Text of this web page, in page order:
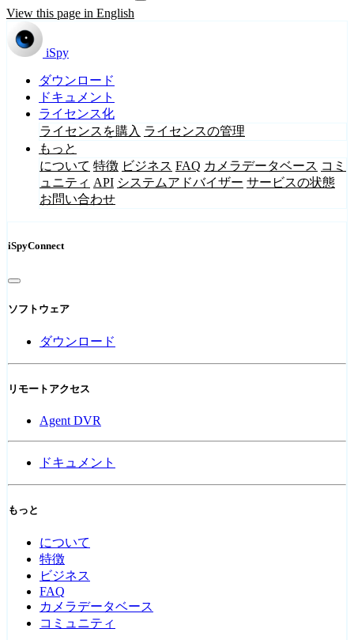
View this page in English
iSpy
ダウンロード
ドキュメント
ライセンス化
ライセンスを購入 ライセンスの管理
もっと
について 特徴 ビジネス FAQ カメラデータベース コミ
ュニティ API システムアドバイザー サービスの状態
お問い合わせ
iSpyConnect
ソフトウェア
ダウンロード
リモートアクセス
Agent DVR
ドキュメント
もっと
について
特徴
ビジネス
FAQ
カメラデータベース
コミュニティ